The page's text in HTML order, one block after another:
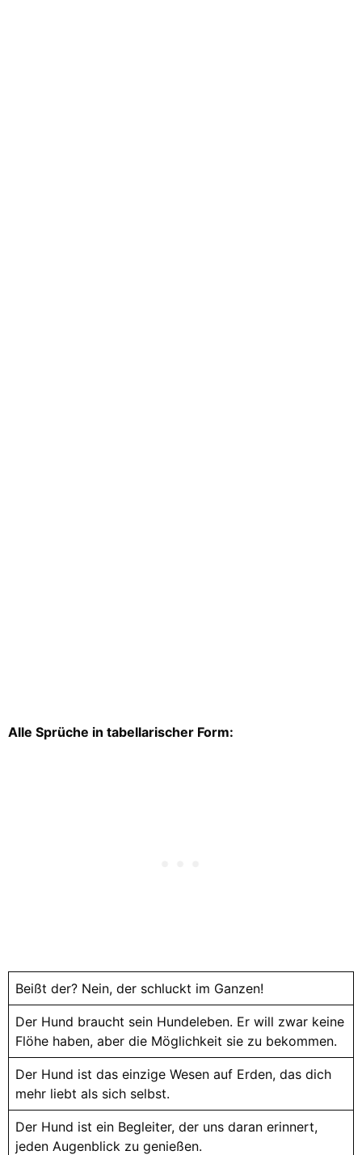
Alle Sprüche in tabellarischer Form:
Beißt der? Nein, der schluckt im Ganzen!
Der Hund braucht sein Hundeleben. Er will zwar keine
Flöhe haben, aber die Möglichkeit sie zu bekommen.
Der Hund ist das einzige Wesen auf Erden, das dich
mehr liebt als sich selbst.
Der Hund ist ein Begleiter, der uns daran erinnert,
jeden Augenblick zu genießen.